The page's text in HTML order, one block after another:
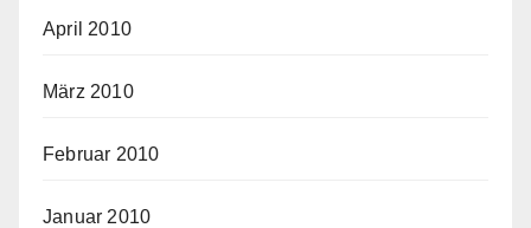
April 2010
März 2010
Februar 2010
Januar 2010